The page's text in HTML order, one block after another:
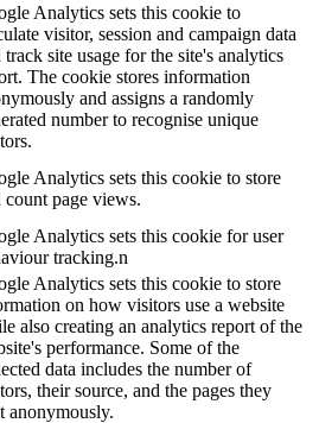
Analytics sets this cookie to
visitor, session and campaign data
track site usage for the site's analytics
The cookie stores information
and assigns a randomly
number to recognise unique
Analytics sets this cookie to store
count page views.
Analytics sets this cookie for user
tracking.n
Analytics sets this cookie to store
on how visitors use a website
also creating an analytics report of the
performance. Some of the
data includes the number of
their source, and the pages they
anonymously.